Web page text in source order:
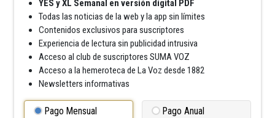
YES y XL Semanal en versión digital PDF
Todas las noticias de la web y la app sin límites
Contenidos exclusivos para suscriptores
Experiencia de lectura sin publicidad intrusiva
Acceso al club de suscriptores SUMA VOZ
Acceso a la hemeroteca de La Voz desde 1882
Newsletters informativas
Pago Mensual Pago Anual